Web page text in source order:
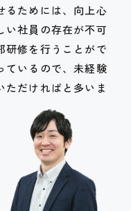
るためには、向上心
い社員の存在が不可
研修を行うことがで
ているので、未経験
ただければと多いま